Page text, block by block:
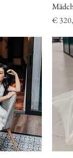
Preis
€